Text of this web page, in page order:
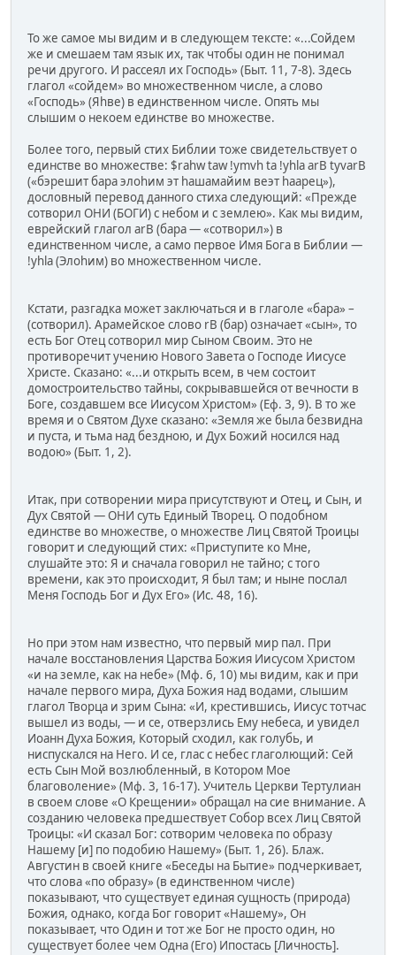
То же самое мы видим и в следующем тексте: «...Сойдем
же и смешаем там язык их, так чтобы один не понимал
речи другого. И рассеял их Господь» (Быт. 11, 7-8). Здесь
глагол «сойдем» во множественном числе, а слово
«Господь» (Яhве) в единственном числе. Опять мы
слышим о некоем единстве во множестве.
Более того, первый стих Библии тоже свидетельствует о
единстве во множестве: $rahw taw !ymvh ta !yhla arB tyvarB
(«бэрешит бара элоhим эт hашамайим веэт hаарец»),
дословный перевод данного стиха следующий: «Прежде
сотворил ОНИ (БОГИ) с небом и с землею». Как мы видим,
еврейский глагол arB (бара — «сотворил») в
единственном числе, а само первое Имя Бога в Библии —
!yhla (Элоhим) во множественном числе.
Кстати, разгадка может заключаться и в глаголе «бара» –
(сотворил). Арамейское слово rB (бар) означает «сын», то
есть Бог Отец сотворил мир Сыном Своим. Это не
противоречит учению Нового Завета о Господе Иисусе
Христе. Сказано: «...и открыть всем, в чем состоит
домостроительство тайны, сокрывавшейся от вечности в
Боге, создавшем все Иисусом Христом» (Еф. 3, 9). В то же
время и о Святом Духе сказано: «Земля же была безвидна
и пуста, и тьма над бездною, и Дух Божий носился над
водою» (Быт. 1, 2).
Итак, при сотворении мира присутствуют и Отец, и Сын, и
Дух Святой — ОНИ суть Единый Творец. О подобном
единстве во множестве, о множестве Лиц Святой Троицы
говорит и следующий стих: «Приступите ко Мне,
слушайте это: Я и сначала говорил не тайно; с того
времени, как это происходит, Я был там; и ныне послал
Меня Господь Бог и Дух Его» (Ис. 48, 16).
Но при этом нам известно, что первый мир пал. При
начале восстановления Царства Божия Иисусом Христом
«и на земле, как на небе» (Мф. 6, 10) мы видим, как и при
начале первого мира, Духа Божия над водами, слышим
глагол Творца и зрим Сына: «И, крестившись, Иисус тотчас
вышел из воды, — и се, отверзлись Ему небеса, и увидел
Иоанн Духа Божия, Который сходил, как голубь, и
ниспускался на Него. И се, глас с небес глаголющий: Сей
есть Сын Мой возлюбленный, в Котором Мое
благоволение» (Мф. 3, 16-17). Учитель Церкви Тертулиан
в своем слове «О Крещении» обращал на сие внимание. А
созданию человека предшествует Собор всех Лиц Святой
Троицы: «И сказал Бог: сотворим человека по образу
Нашему [и] по подобию Нашему» (Быт. 1, 26). Блаж.
Августин в своей книге «Беседы на Бытие» подчеркивает,
что слова «по образу» (в единственном числе)
показывают, что существует единая сущность (природа)
Божия, однако, когда Бог говорит «Нашему», Он
показывает, что Один и тот же Бог не просто один, но
существует более чем Одна (Его) Ипостась [Личность].